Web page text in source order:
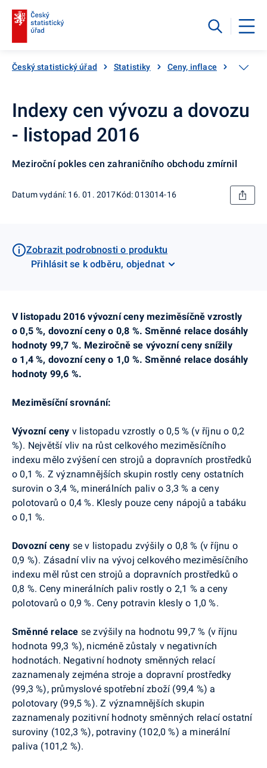
Český statistický úřad Statistiky Ceny, inflace Ceny
Indexy cen vývozu a dovozu
- listopad 2016
Meziroční pokles cen zahraničního obchodu zmírnil
Datum vydání: 16. 01. 2017Kód: 013014-16
Zobrazit podrobnosti o produktu
Přihlásit se k odběru, objednat
V listopadu 2016 vývozní ceny meziměsíčně vzrostly
o 0,5 %, dovozní ceny o 0,8 %. Směnné relace dosáhly
hodnoty 99,7 %. Meziročně se vývozní ceny snížily
o 1,4 %, dovozní ceny o 1,0 %. Směnné relace dosáhly
hodnoty 99,6 %.
Meziměsíční srovnání:
Vývozní ceny v listopadu vzrostly o 0,5 % (v říjnu o 0,2
%). Největší vliv na růst celkového meziměsíčního
indexu mělo zvýšení cen strojů a dopravních prostředků
o 0,1 %. Z významnějších skupin rostly ceny ostatních
surovin o 3,4 %, minerálních paliv o 3,3 % a ceny
polotovarů o 0,4 %. Klesly pouze ceny nápojů a tabáku
o 0,1 %.
Dovozní ceny se v listopadu zvýšily o 0,8 % (v říjnu o
0,9 %). Zásadní vliv na vývoj celkového meziměsíčního
indexu měl růst cen strojů a dopravních prostředků o
0,8 %. Ceny minerálních paliv rostly o 2,1 % a ceny
polotovarů o 0,9 %. Ceny potravin klesly o 1,0 %.
Směnné relace se zvýšily na hodnotu 99,7 % (v říjnu
hodnota 99,3 %), nicméně zůstaly v negativních
hodnotách. Negativní hodnoty směnných relací
zaznamenaly zejména stroje a dopravní prostředky
(99,3 %), průmyslové spotřební zboží (99,4 %) a
polotovary (99,5 %). Z významnějších skupin
zaznamenaly pozitivní hodnoty směnných relací ostatní
suroviny (102,3 %), potraviny (102,0 %) a minerální
paliva (101,2 %).